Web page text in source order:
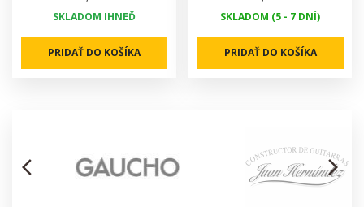
SKLADOM IHNEĎ
PRIDAŤ DO KOŠÍKA
SKLADOM (5 - 7 DNÍ)
PRIDAŤ DO KOŠÍKA
arrow_back_ios arrow_forward_ios